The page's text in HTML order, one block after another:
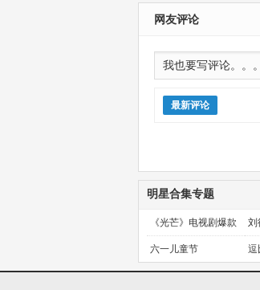
网友评论
最新评论
明星合集专题
《光芒》电视剧爆款
预定！
刘
六一儿童节 逗